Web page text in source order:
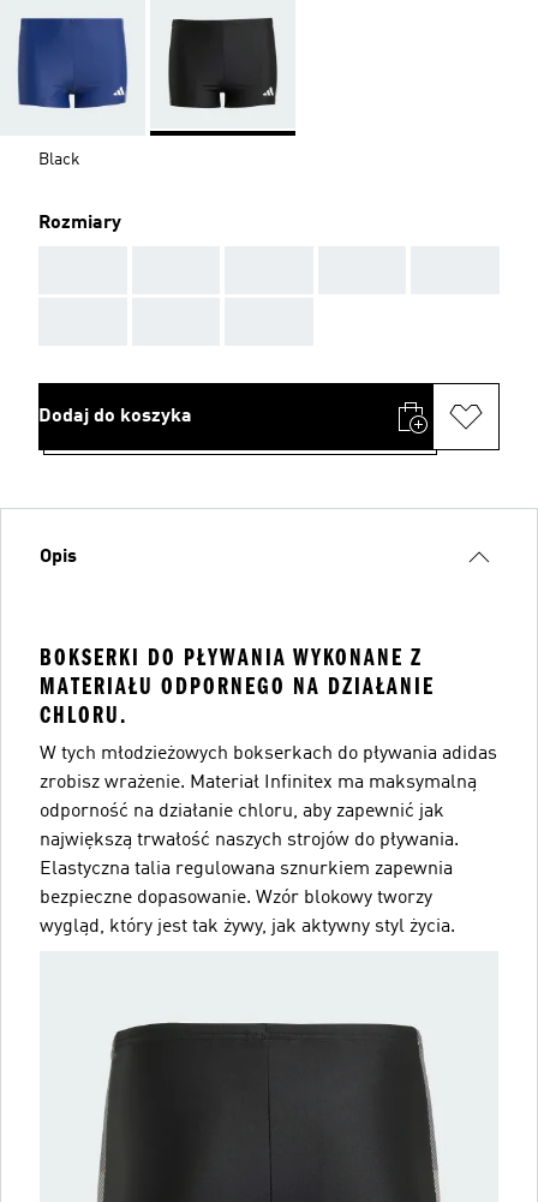
Black
Rozmiary
Dodaj do koszyka
Opis
BOKSERKI DO PŁYWANIA WYKONANE Z
MATERIAŁU ODPORNEGO NA DZIAŁANIE
CHLORU.
W tych młodzieżowych bokserkach do pływania adidas
zrobisz wrażenie. Materiał Infinitex ma maksymalną
odporność na działanie chloru, aby zapewnić jak
największą trwałość naszych strojów do pływania.
Elastyczna talia regulowana sznurkiem zapewnia
bezpieczne dopasowanie. Wzór blokowy tworzy
wygląd, który jest tak żywy, jak aktywny styl życia.